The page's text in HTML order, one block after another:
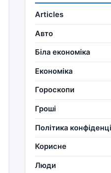
Articles
Авто
Біла економіка
Економіка
Гороскопи
Гроші
Політика
Корисне
Люди